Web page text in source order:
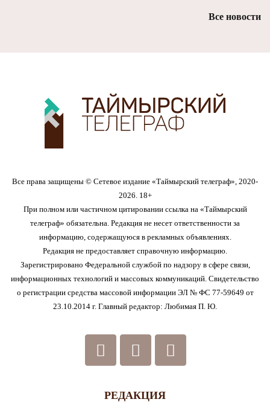
Все новости
Все права защищены © Сетевое издание «Таймырский телеграф», 2020-
2026. 18+
При полном или частичном цитировании ссылка на «Таймырский
телеграф» обязательна. Редакция не несет ответственности за
информацию, содержащуюся в рекламных объявлениях.
Редакция не предоставляет справочную информацию.
Зарегистрировано Федеральной службой по надзору в сфере связи,
информационных технологий и массовых коммуникаций. Свидетельство
о регистрации средства массовой информации ЭЛ № ФС 77-59649 от
23.10.2014 г. Главный редактор: Любимая П. Ю.
РЕДАКЦИЯ